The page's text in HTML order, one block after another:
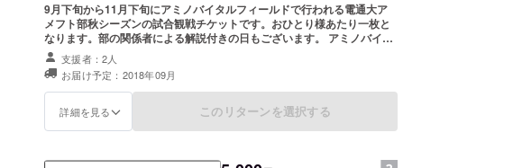
9月下旬から11月下旬にアミノバイタルフィールドで行われる電通大ア
メフト部秋シーズンの試合観戦チケットです。おひとり様あたり一枚と
なります。部の関係者による解説付きの日もございます。 アミノバイタ
ルフィールドでの試合はシーズン中数日予定されておりますが、その中
からご都合の合う一日を選んでいただく形となります。
支援者：2人
お届け予定：2018年09月
詳細を見る このリターンを選択する